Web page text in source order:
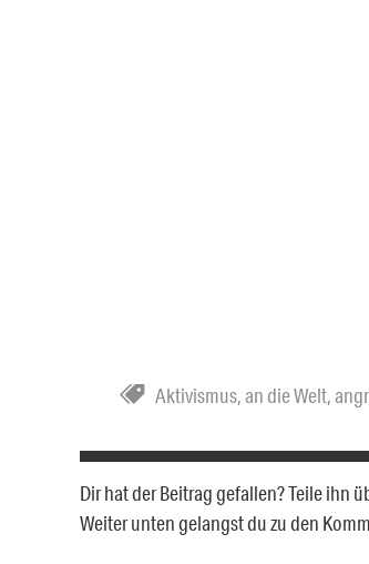
Aktivismus,an die Welt,
Dir hat der Beitrag gefallen? Teile ihn
Weiter unten gelangst du zu den